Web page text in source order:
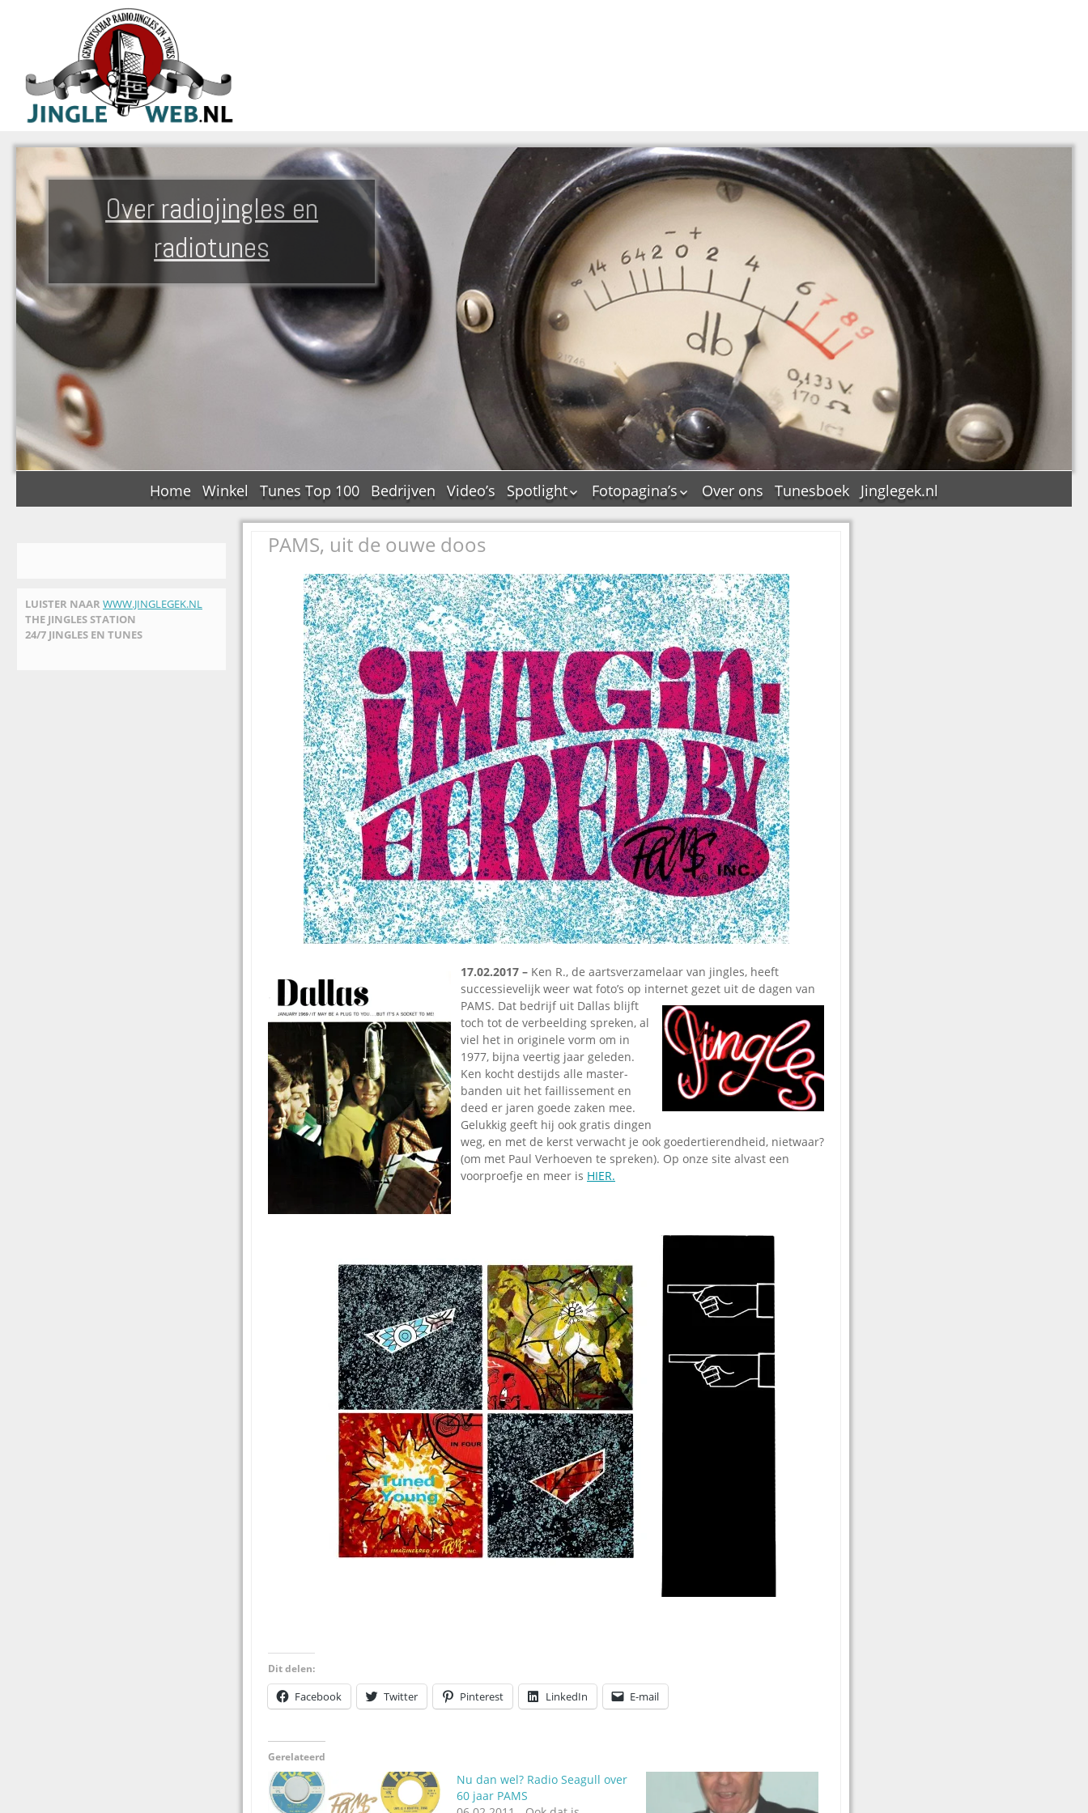
Over radiojingles en
radiotunes
Home Winkel Tunes Top 100 Bedrijven Video’s
Spotlight
De Tourflitsjingle –
tags
Dallas jingle city
De Tourtune
Ferry Maat 65
Ferry Maat interview
Jingle Awards
Jingle NIEUW
Omroepbanden
Stoomfluit Klaas
Vaak
Uitvinding
jinglecassette
Fotopagina’s
JAM in pictures
Pepper & Tanner in
pictures
Top Format in
pictures
Dik Voormekaar in
foto’s
Over ons Tunesboek Jinglegek.nl
LUISTER NAAR WWW.JINGLEGEK.NL
THE JINGLES STATION
24/7 JINGLES EN TUNES
PAMS, uit de ouwe doos
17.02.2017 – Ken R., de aartsverzamelaar van jingles, heeft
successievelijk weer wat foto’s op internet gezet uit de dagen van
PAMS. Dat bedrijf uit Dallas blijft
toch tot de verbeelding spreken, al
viel het in originele vorm om in
1977, bijna veertig jaar geleden.
Ken kocht destijds alle master-
banden uit het faillissement en
deed er jaren goede zaken mee.
Gelukkig geeft hij ook gratis dingen
weg, en met de kerst verwacht je ook goedertierendheid, nietwaar?
(om met Paul Verhoeven te spreken). Op onze site alvast een
voorproefje en meer is HIER.
Dit delen:
Facebook Twitter Pinterest LinkedIn E-mail
Gerelateerd
Nu dan wel? Radio Seagull over
60 jaar PAMS